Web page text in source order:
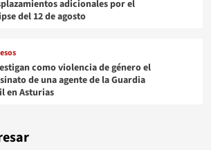
adicionales por el
del 12 de agosto
como violencia de género el
de una agente de la Guardia
en Asturias